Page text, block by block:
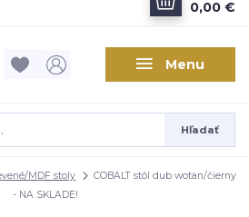
Menu
Hľadať
0,00 €
MDF stoly
COBALT stôl dub wotan/čierny
- NA SKLADE!